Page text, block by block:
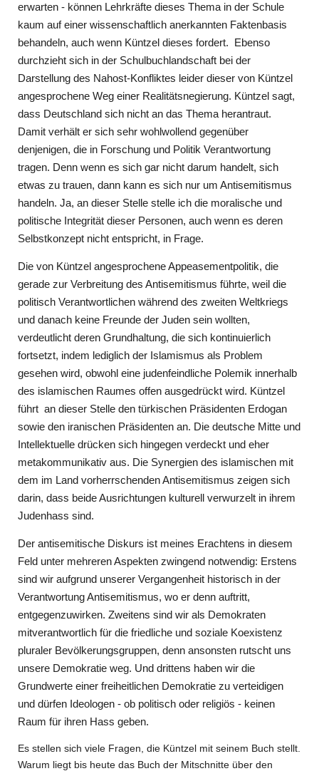
erwarten - können Lehrkräfte dieses Thema in der Schule
kaum auf einer wissenschaftlich anerkannten Faktenbasis
behandeln, auch wenn Küntzel dieses fordert. Ebenso
durchzieht sich in der Schulbuchlandschaft bei der
Darstellung des Nahost-Konfliktes leider dieser von Küntzel
angesprochene Weg einer Realitätsnegierung. Küntzel sagt,
dass Deutschland sich nicht an das Thema herantraut.
Damit verhält er sich sehr wohlwollend gegenüber
denjenigen, die in Forschung und Politik Verantwortung
tragen. Denn wenn es sich gar nicht darum handelt, sich
etwas zu trauen, dann kann es sich nur um Antisemitismus
handeln. Ja, an dieser Stelle stelle ich die moralische und
politische Integrität dieser Personen, auch wenn es deren
Selbstkonzept nicht entspricht, in Frage.
Die von Küntzel angesprochene Appeasementpolitik, die
gerade zur Verbreitung des Antisemitismus führte, weil die
politisch Verantwortlichen während des zweiten Weltkriegs
und danach keine Freunde der Juden sein wollten,
verdeutlicht deren Grundhaltung, die sich kontinuierlich
fortsetzt, indem lediglich der Islamismus als Problem
gesehen wird, obwohl eine judenfeindliche Polemik innerhalb
des islamischen Raumes offen ausgedrückt wird. Küntzel
führt an dieser Stelle den türkischen Präsidenten Erdogan
sowie den iranischen Präsidenten an. Die deutsche Mitte und
Intellektuelle drücken sich hingegen verdeckt und eher
metakommunikativ aus. Die Synergien des islamischen mit
dem im Land vorherrschenden Antisemitismus zeigen sich
darin, dass beide Ausrichtungen kulturell verwurzelt in ihrem
Judenhass sind.
Der antisemitische Diskurs ist meines Erachtens in diesem
Feld unter mehreren Aspekten zwingend notwendig: Erstens
sind wir aufgrund unserer Vergangenheit historisch in der
Verantwortung Antisemitismus, wo er denn auftritt,
entgegenzuwirken. Zweitens sind wir als Demokraten
mitverantwortlich für die friedliche und soziale Koexistenz
pluraler Bevölkerungsgruppen, denn ansonsten rutscht uns
unsere Demokratie weg. Und drittens haben wir die
Grundwerte einer freiheitlichen Demokratie zu verteidigen
und dürfen Ideologen - ob politisch oder religiös - keinen
Raum für ihren Hass geben.
Es stellen sich viele Fragen, die Küntzel mit seinem Buch stellt.
Warum liegt bis heute das Buch der Mitschnitte über den